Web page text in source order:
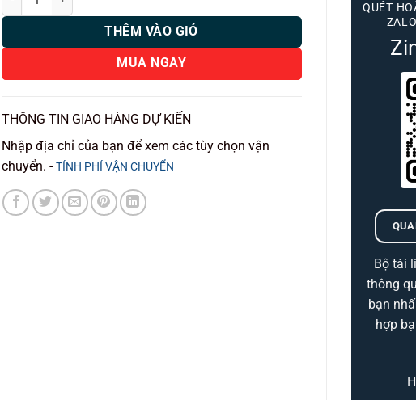
THÊM VÀO GIỎ
MUA NGAY
THÔNG TIN GIAO HÀNG DỰ KIẾN
Nhập địa chỉ của bạn để xem các tùy chọn vận
chuyển. -TÍNH PHÍ VẬN CHUYỂN
QUÉT
Bộ tài
thông
bạn
hợp